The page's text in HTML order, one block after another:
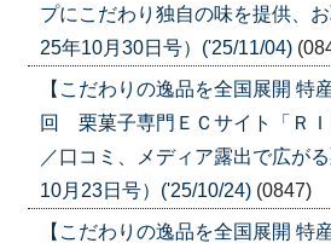
プにこだわり独自の味を提供、
25年10月30日号）('25/11/04)
【こだわりの逸品を全国展開 特
回 栗菓子専門ＥＣサイト「Ｒ
／口コミ、メディア露出で広が
10月23日号）('25/10/24) (0847)
【こだわりの逸品を全国展開 特